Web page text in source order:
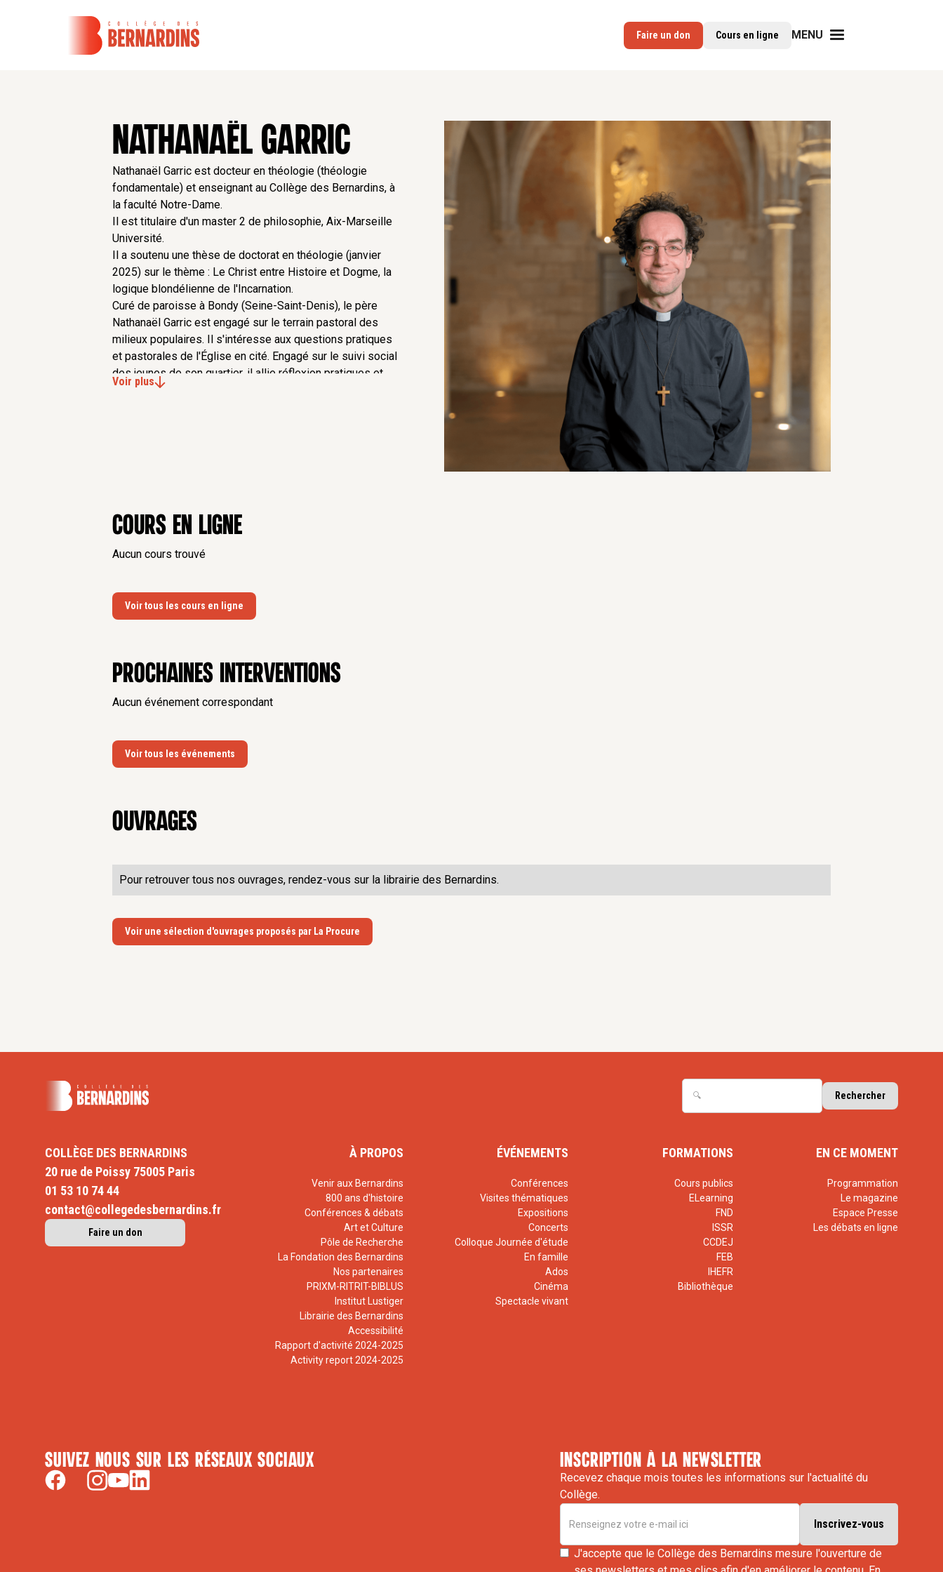
Faire un don Cours en ligne MENU
NATHANAËL GARRIC
Nathanaël Garric est docteur en théologie (théologie
fondamentale) et enseignant au Collège des Bernardins, à
la faculté Notre-Dame.
Il est titulaire d'un master 2 de philosophie, Aix-Marseille
Université.
Il a soutenu une thèse de doctorat en théologie (janvier
2025) sur le thème : Le Christ entre Histoire et Dogme, la
logique blondélienne de l'Incarnation.
Curé de paroisse à Bondy (Seine-Saint-Denis), le père
Nathanaël Garric est engagé sur le terrain pastoral des
milieux populaires. Il s'intéresse aux questions pratiques
et pastorales de l'Église en cité. Engagé sur le suivi social
des jeunes de son quartier, il allie réflexion pratiques et
théorique.
Voir plus
Cours en ligne
Aucun cours trouvé
Voir tous les cours en ligne
Prochaines interventions
Aucun événement correspondant
Voir tous les événements
Ouvrages
Pour retrouver tous nos ouvrages, rendez-vous sur la librairie des Bernardins.
Voir une sélection d'ouvrages proposés par La Procure
COLLÈGE DES BERNARDINS
20 rue de Poissy 75005 Paris
01 53 10 74 44
contact@collegedesbernardins.fr
Faire un don
À PROPOS
Venir aux Bernardins
800 ans d'histoire
Conférences & débats
Art et Culture
Pôle de Recherche
La Fondation des Bernardins
Nos partenaires
PRIXM-RITRIT-BIBLUS
Institut Lustiger
Librairie des Bernardins
Accessibilité
Rapport d'activité 2024-2025
Activity report 2024-2025
ÉVÉNEMENTS
Conférences
Visites thématiques
Expositions
Concerts
Colloque Journée d'étude
En famille
Ados
Cinéma
Spectacle vivant
FORMATIONS
Cours publics
ELearning
FND
ISSR
CCDEJ
FEB
IHEFR
Bibliothèque
EN CE MOMENT
Programmation
Le magazine
Espace Presse
Les débats en ligne
Suivez nous sur les réseaux sociaux inscription à la newsletter
Recevez chaque mois toutes les informations sur l'actualité du
Collège.
J'accepte que le Collège des Bernardins mesure l'ouverture de